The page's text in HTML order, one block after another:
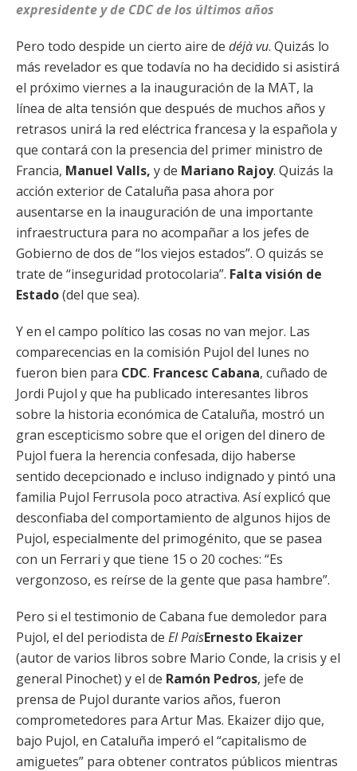
expresidente y de CDC de los últimos años
Pero todo despide un cierto aire de déjà vu. Quizás lo
más revelador es que todavía no ha decidido si asistirá
el próximo viernes a la inauguración de la MAT, la
línea de alta tensión que después de muchos años y
retrasos unirá la red eléctrica francesa y la española y
que contará con la presencia del primer ministro de
Francia, Manuel Valls, y de Mariano Rajoy. Quizás la
acción exterior de Cataluña pasa ahora por
ausentarse en la inauguración de una importante
infraestructura para no acompañar a los jefes de
Gobierno de dos de “los viejos estados”. O quizás se
trate de “inseguridad protocolaria”. Falta visión de
Estado(del que sea).
Y en el campo político las cosas no van mejor. Las
comparecencias en la comisión Pujol del lunes no
fueron bien para CDC. Francesc Cabana, cuñado de
Jordi Pujol y que ha publicado interesantes libros
sobre la historia económica de Cataluña, mostró un
gran escepticismo sobre que el origen del dinero de
Pujol fuera la herencia confesada, dijo haberse
sentido decepcionado e incluso indignado y pintó una
familia Pujol Ferrusola poco atractiva. Así explicó que
desconfiaba del comportamiento de algunos hijos de
Pujol, especialmente del primogénito, que se pasea
con un Ferrari y que tiene 15 o 20 coches: “Es
vergonzoso, es reírse de la gente que pasa hambre”.
Pero si el testimonio de Cabana fue demoledor para
Pujol, el del periodista de El PaisErnesto Ekaizer
(autor de varios libros sobre Mario Conde, la crisis y el
general Pinochet) y el de Ramón Pedros, jefe de
prensa de Pujol durante varios años, fueron
comprometedores para Artur Mas. Ekaizer dijo que,
bajo Pujol, en Cataluña imperó el “capitalismo de
amiguetes” para obtener contratos públicos mientras